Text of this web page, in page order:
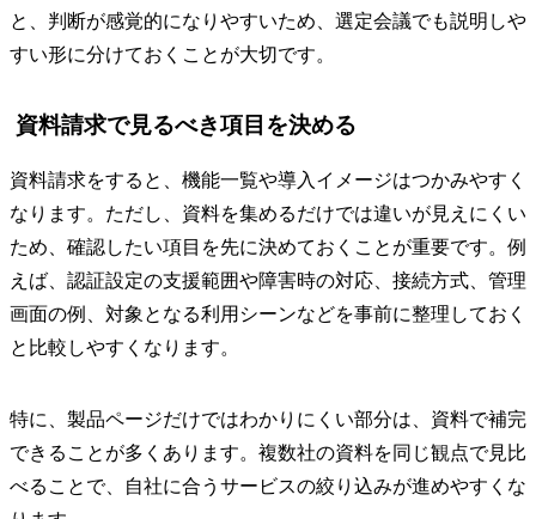
と、判断が感覚的になりやすいため、選定会議でも説明しや
すい形に分けておくことが大切です。
資料請求で見るべき項目を決める
資料請求をすると、機能一覧や導入イメージはつかみやすく
なります。ただし、資料を集めるだけでは違いが見えにくい
ため、確認したい項目を先に決めておくことが重要です。例
えば、認証設定の支援範囲や障害時の対応、接続方式、管理
画面の例、対象となる利用シーンなどを事前に整理しておく
と比較しやすくなります。
特に、製品ページだけではわかりにくい部分は、資料で補完
できることが多くあります。複数社の資料を同じ観点で見比
べることで、自社に合うサービスの絞り込みが進めやすくな